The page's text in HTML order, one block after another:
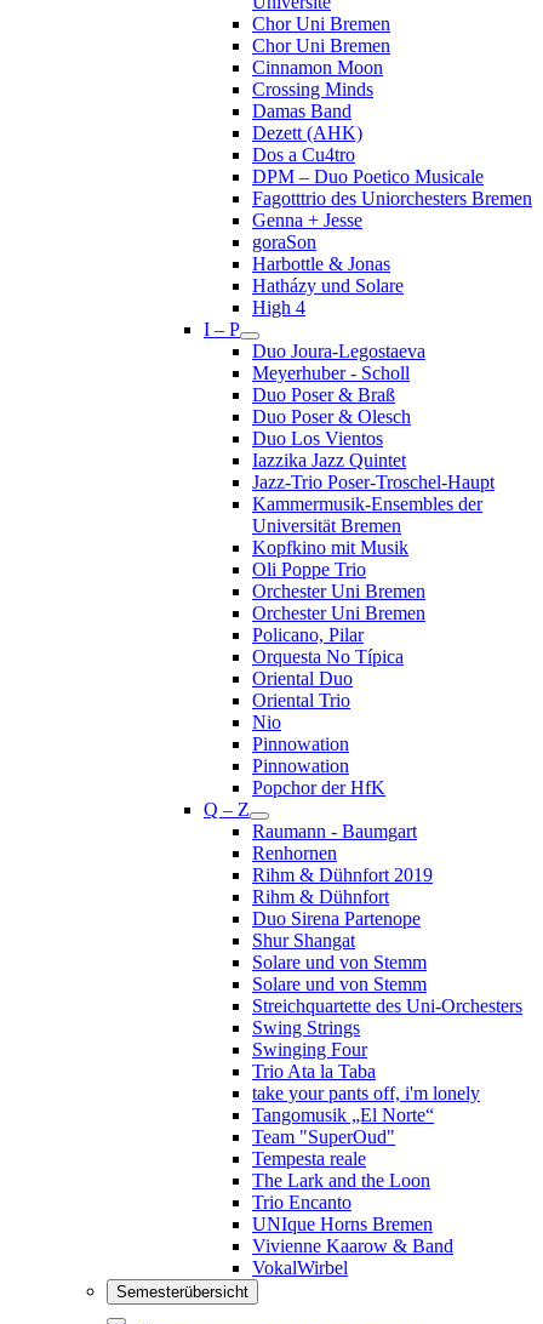
Chor Uni Bremen
Chor Uni Bremen
Cinnamon Moon
Crossing Minds
Damas Band
Dezett (AHK)
Dos a Cu4tro
DPM – Duo Poetico Musicale
Fagotttrio des Uniorchesters Bremen
Genna + Jesse
goraSon
Harbottle & Jonas
Hatházy und Solare
High 4
I – P
Duo Joura-Legostaeva
Meyerhuber - Scholl
Duo Poser & Braß
Duo Poser & Olesch
Duo Los Vientos
Iazzika Jazz Quintet
Jazz-Trio Poser-Troschel-Haupt
Kammermusik-Ensembles der
Universität Bremen
Kopfkino mit Musik
Oli Poppe Trio
Orchester Uni Bremen
Orchester Uni Bremen
Policano, Pilar
Orquesta No Típica
Oriental Duo
Oriental Trio
Nio
Pinnowation
Pinnowation
Popchor der HfK
Q – Z
Raumann - Baumgart
Renhornen
Rihm & Dühnfort 2019
Rihm & Dühnfort
Duo Sirena Partenope
Shur Shangat
Solare und von Stemm
Solare und von Stemm
Streichquartette des Uni-Orchesters
Swing Strings
Swinging Four
Trio Ata la Taba
take your pants off, i'm lonely
Tangomusik „El Norte“
Team "SuperOud"
Tempesta reale
The Lark and the Loon
Trio Encanto
UNIque Horns Bremen
Vivienne Kaarow & Band
VokalWirbel
Semesterübersicht